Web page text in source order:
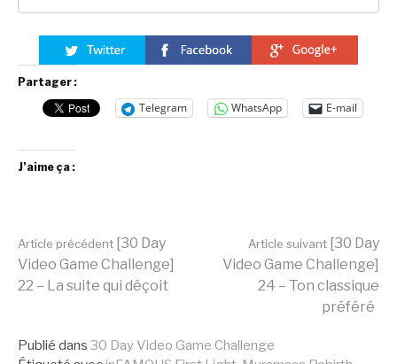
Partager :
Telegram WhatsApp E-mail
J’aime ça :
Lire
Article précédent [30 Day
Video Game Challenge]
22 – La suite qui déçoit
Article suivant [30 Day
Video Game Challenge]
24 – Ton classique
préféré
Publié dans 30 Day Video Game Challenge